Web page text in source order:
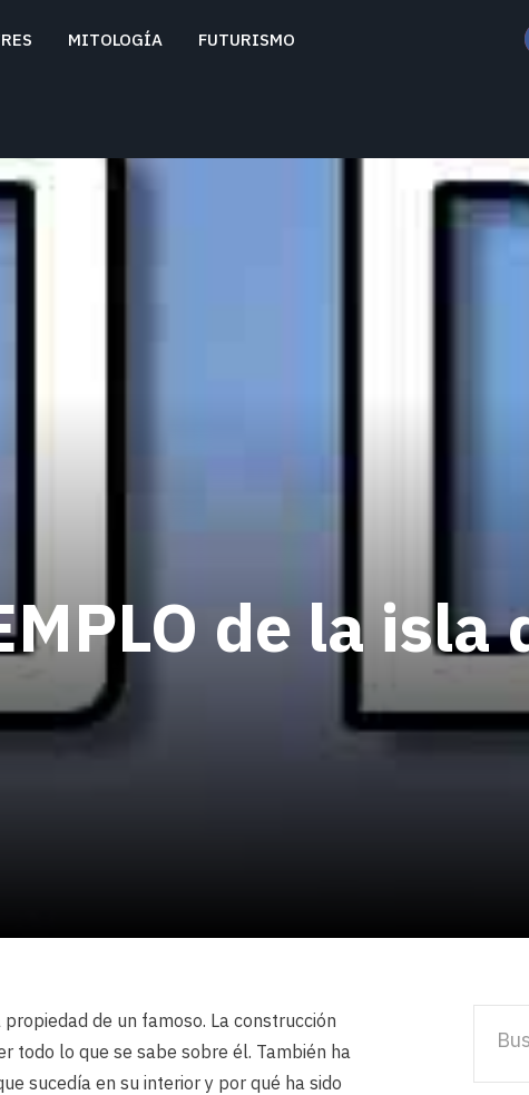
MITOLOGÍA FUTURISMO
de la isla
de un famoso. La construcción
todo lo que se sabe sobre él. También ha
sucedía en su interior y por qué ha sido